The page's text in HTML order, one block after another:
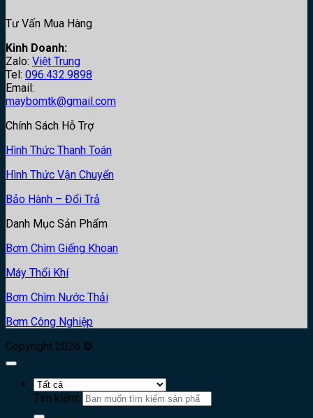
Tư Vấn Mua Hàng
Kinh Doanh:
Zalo: Việt Trung
Tel: 096.432.9898
Email:
maybomtk@gmail.com
Chính Sách Hỗ Trợ
Hình Thức Thanh Toán
Hình Thức Vận Chuyển
Bảo Hành – Đổi Trả
Danh Mục Sản Phẩm
Bơm Chìm Giếng Khoan
Máy Thổi Khí
Bơm Chìm Nước Thải
Bơm Công Nghiệp
Copyright 2026 ©
Tìm kiếm: